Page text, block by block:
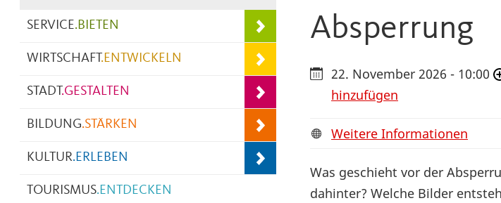
SERVICE.BIETEN
WIRTSCHAFT.ENTWICKELN
STADT.GESTALTEN
BILDUNG.STÄRKEN
KULTUR.ERLEBEN
TOURISMUS.ENTDECKEN
Absperrung
22. November 2026 - 10:00
hinzufügen
Weitere Informationen
Was geschieht vor der
dahinter? Welche Bilder